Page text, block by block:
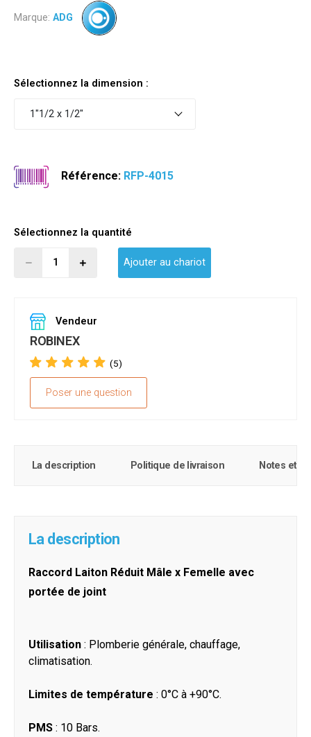
Marque: ADG
Sélectionnez la dimension :
1"1/2 x 1/2"
Référence: RFP-4015
Sélectionnez la quantité
Ajouter au chariot
Vendeur
ROBINEX
(5)
Poser une question
La description Politique de livraison Notes et
La description
Raccord Laiton Réduit Mâle x Femelle avec
portée de joint
Utilisation : Plomberie générale, chauffage,
climatisation.
Limites de température : 0°C à +90°C.
PMS : 10 Bars.